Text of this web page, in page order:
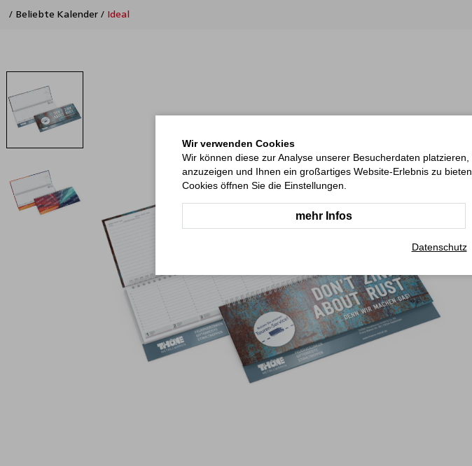
/ Beliebte Kalender / Ideal
Wir verwenden Cookies
Wir können diese zur Analyse unserer Besucherdaten
anzuzeigen und Ihnen ein großartiges Website-Erlebnis zu
Cookies öffnen Sie die Einstellungen.
mehr Infos
Datenschutz